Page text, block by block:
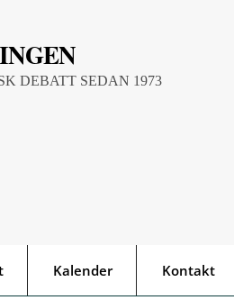
DEBATT SEDAN 1973
Kalender Kontakt